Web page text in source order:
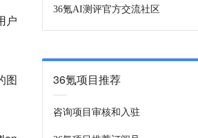
户
图
36氪AI测评官方交流社区
36氪项目推荐
咨询项目审核和入驻